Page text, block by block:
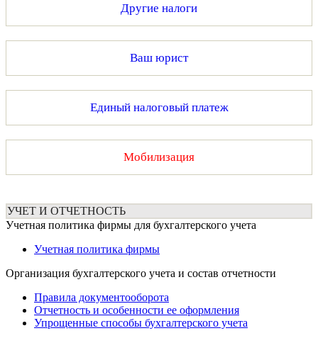
Другие налоги
Ваш юрист
Единый налоговый платеж
Мобилизация
УЧЕТ И ОТЧЕТНОСТЬ
Учетная политика фирмы для бухгалтерского учета
Учетная политика фирмы
Организация бухгалтерского учета и состав отчетности
Правила документооборота
Отчетность и особенности ее оформления
Упрощенные способы бухгалтерского учета